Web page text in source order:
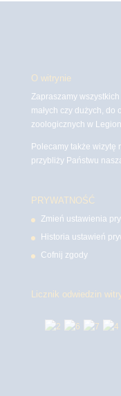
O witrynie
Zapraszamy
małych czy dużych,
zoologicznych w
Polecamy także wizytę
przybliży Państwu
PRYWATNOŚĆ
Zmień ustawienia
Historia ustawień
Cofnij zgody
Licznik odwiedzin